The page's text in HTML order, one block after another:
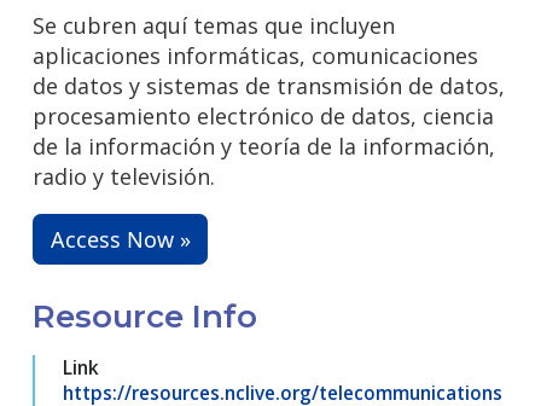
Se cubren aquí temas que incluyen
aplicaciones informáticas, comunicaciones
de datos y sistemas de transmisión de datos,
procesamiento electrónico de datos, ciencia
de la información y teoría de la información,
radio y televisión.
Access Now »
Resource Info
Link
https://resources.nclive.org/telecommunications